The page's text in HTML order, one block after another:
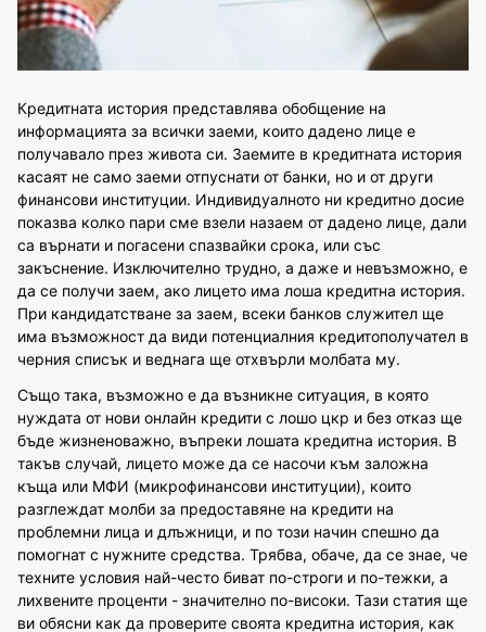
Кредитната история представлява обобщение на
информацията за всички заеми, които дадено лице е
получавало през живота си. Заемите в кредитната история
касаят не само заеми отпуснати от банки, но и от други
финансови институции. Индивидуалното ни кредитно досие
показва колко пари сме взели назаем от дадено лице, дали
са върнати и погасени спазвайки срока, или със
закъснение. Изключително трудно, а даже и невъзможно, е
да се получи заем, ако лицето има лоша кредитна история.
При кандидатстване за заем, всеки банков служител ще
има възможност да види потенциалния кредитополучател в
черния списък и веднага ще отхвърли молбата му.
Също така, възможно е да възникне ситуация, в която
нуждата от нови онлайн кредити с лошо цкр и без отказ ще
бъде жизненоважно, въпреки лошата кредитна история. В
такъв случай, лицето може да се насочи към заложна
къща или МФИ (микрофинансови институции), които
разглеждат молби за предоставяне на кредити на
проблемни лица и длъжници, и по този начин спешно да
помогнат с нужните средства. Трябва, обаче, да се знае, че
техните условия най-често биват по-строги и по-тежки, а
лихвените проценти - значително по-високи. Тази статия ще
ви обясни как да проверите своята кредитна история, как